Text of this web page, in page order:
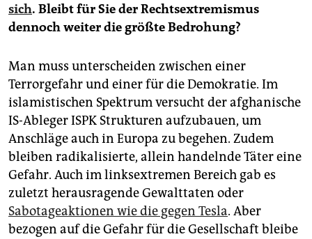
sich. Bleibt für Sie der Rechtsextremismus
dennoch weiter die größte Bedrohung?
Man muss unterscheiden zwischen einer
Terrorgefahr und einer für die Demokratie. Im
islamistischen Spektrum versucht der afghanische
IS-Ableger ISPK Strukturen aufzubauen, um
Anschläge auch in Europa zu begehen. Zudem
bleiben radikalisierte, allein handelnde Täter eine
Gefahr. Auch im linksextremen Bereich gab es
zuletzt herausragende Gewalttaten oder
Sabotageaktionen wie die gegen Tesla. Aber
bezogen auf die Gefahr für die Gesellschaft bleibe